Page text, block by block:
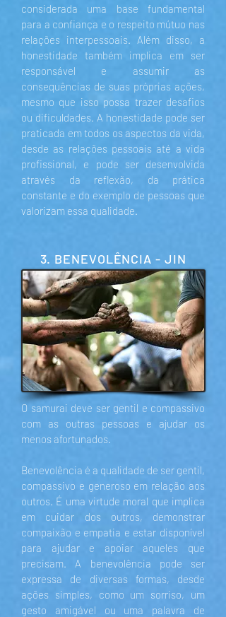
considerada uma base fundamental
para a confiança e o respeito mútuo nas
relações interpessoais. Além disso, a
honestidade também implica em ser
responsável e assumir as
consequências de suas próprias ações,
mesmo que isso possa trazer desafios
ou dificuldades. A honestidade pode ser
praticada em todos os aspectos da vida,
desde as relações pessoais até a vida
profissional, e pode ser desenvolvida
através da reflexão, da prática
constante e do exemplo de pessoas que
valorizam essa qualidade.
3. BENEVOLÊNCIA - JIN
O samurai deve ser gentil e compassivo
com as outras pessoas e ajudar os
menos afortunados.
Benevolência é a qualidade de ser gentil,
compassivo e generoso em relação aos
outros. É uma virtude moral que implica
em cuidar dos outros, demonstrar
compaixão e empatia e estar disponível
para ajudar e apoiar aqueles que
precisam. A benevolência pode ser
expressa de diversas formas, desde
ações simples, como um sorriso, um
gesto amigável ou uma palavra de